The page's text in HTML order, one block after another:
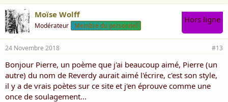
Moïse Wolff
Modérateur Membre du personnel
Hors ligne
24 Novembre 2018 #13
Bonjour Pierre, un poème que j'ai beaucoup aimé, Pierre (un
autre) du nom de Reverdy aurait aimé l'écrire, c'est son style,
il y a de vrais poètes sur ce site et j'en éprouve comme une
once de soulagement...